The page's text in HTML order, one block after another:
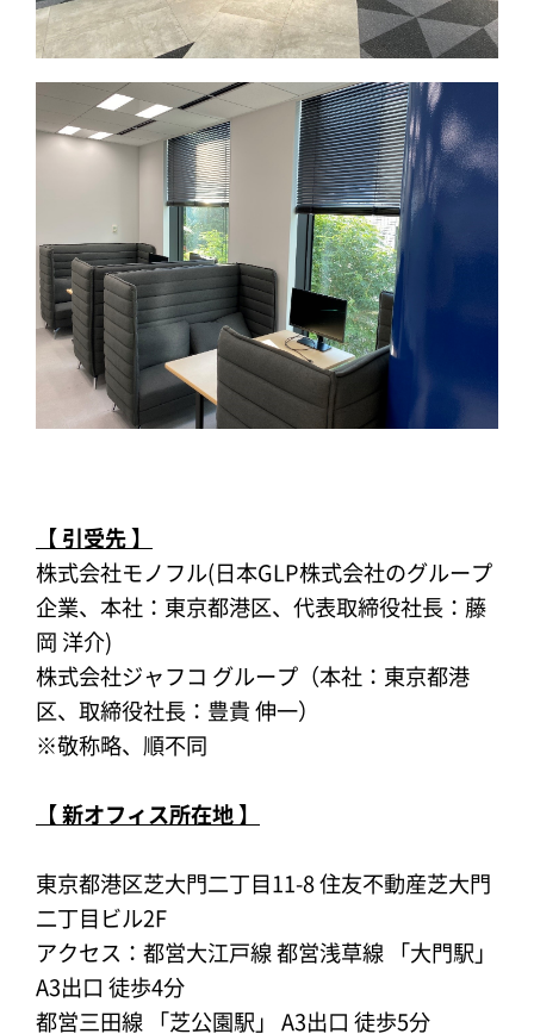
【 引受先 】
株式会社モノフル(日本GLP株式会社のグループ
企業、本社：東京都港区、代表取締役社長：藤
岡 洋介)
株式会社ジャフコ グループ（本社：東京都港
区、取締役社長：豊貴 伸一）
※敬称略、順不同
【 新オフィス所在地 】
東京都港区芝大門二丁目11-8 住友不動産芝大門
二丁目ビル2F
アクセス：都営大江戸線 都営浅草線 「大門駅」
A3出口 徒歩4分
都営三田線 「芝公園駅」 A3出口 徒歩5分